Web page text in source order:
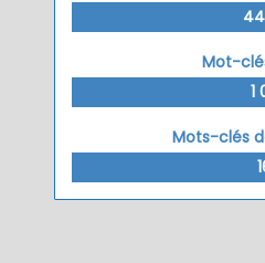
Mot-
1
Mots-clés